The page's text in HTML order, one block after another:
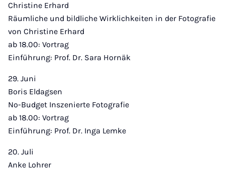
Christine Erhard
Räumliche und bildliche Wirklichkeiten in der Fotografie
von Christine Erhard
ab 18.00: Vortrag
Einführung: Prof. Dr. Sara Hornäk
29. Juni
Boris Eldagsen
No-Budget Inszenierte Fotografie
ab 18.00: Vortrag
Einführung: Prof. Dr. Inga Lemke
20. Juli
Anke Lohrer